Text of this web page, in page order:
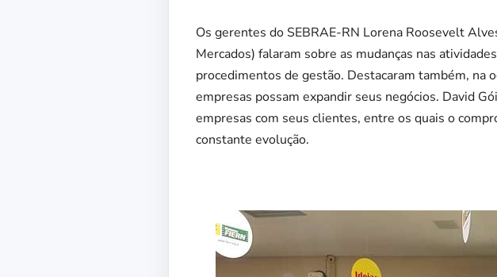
Os gerentes do SEBRAE-RN Lorena Roosevelt
Mercados) falaram sobre as mudanças nas
procedimentos de gestão. Destacaram também, na
empresas possam expandir seus negócios. David
empresas com seus clientes, entre os quais o
constante evolução.